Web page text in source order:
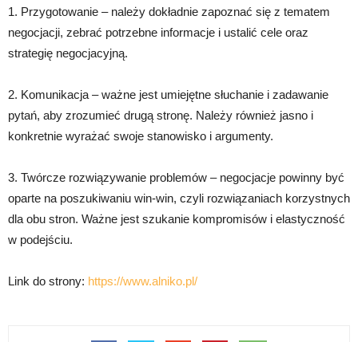
1. Przygotowanie – należy dokładnie zapoznać się z tematem
negocjacji, zebrać potrzebne informacje i ustalić cele oraz
strategię negocjacyjną.
2. Komunikacja – ważne jest umiejętne słuchanie i zadawanie
pytań, aby zrozumieć drugą stronę. Należy również jasno i
konkretnie wyrażać swoje stanowisko i argumenty.
3. Twórcze rozwiązywanie problemów – negocjacje powinny być
oparte na poszukiwaniu win-win, czyli rozwiązaniach korzystnych
dla obu stron. Ważne jest szukanie kompromisów i elastyczność
w podejściu.
Link do strony: https://www.alniko.pl/